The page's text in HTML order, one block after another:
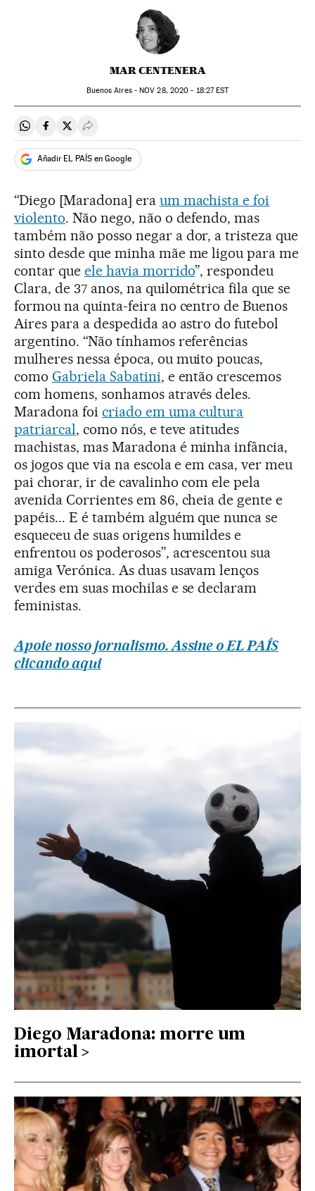
MAR CENTENERA
Buenos Aires -NOV 28, 2020 - 18:27EST
Compartir en Whatsapp
Compartir en Facebook
Compartir en Twitter
Desplegar Redes Sociales
Añadir EL PAÍS en Google
“Diego [Maradona] era um machista e foi
violento. Não nego, não o defendo, mas
também não posso negar a dor, a tristeza que
sinto desde que minha mãe me ligou para me
contar que ele havia morrido”, respondeu
Clara, de 37 anos, na quilométrica fila que se
formou na quinta-feira no centro de Buenos
Aires para a despedida ao astro do futebol
argentino. “Não tínhamos referências
mulheres nessa época, ou muito poucas,
como Gabriela Sabatini, e então crescemos
com homens, sonhamos através deles.
Maradona foi criado em uma cultura
patriarcal, como nós, e teve atitudes
machistas, mas Maradona é minha infância,
os jogos que via na escola e em casa, ver meu
pai chorar, ir de cavalinho com ele pela
avenida Corrientes em 86, cheia de gente e
papéis... E é também alguém que nunca se
esqueceu de suas origens humildes e
enfrentou os poderosos”, acrescentou sua
amiga Verónica. As duas usavam lenços
verdes em suas mochilas e se declaram
feministas.
Apoie nosso jornalismo. Assine o EL PAÍS
clicando aqui
Diego Maradona: morre um
imortal